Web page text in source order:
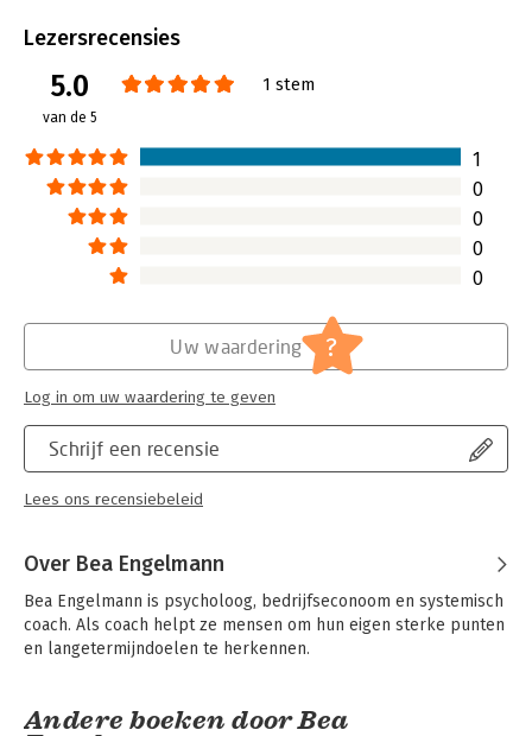
Uitgever:
Verschijningsdatum:
29-1-2016
Hoofdrubriek:
Lezersrecensies
5.0
van de 5
1 stem
1
0
0
0
0
Schrijf een recensie
Lees ons recensiebeleid
Uw waardering ?
Log in om uw waardering te geven
Over Bea Engelmann
Bea Engelmann is psycholoog, bedrijfseconoom en systemisch
coach. Als coach helpt ze mensen om hun eigen sterke punten
en langetermijndoelen te herkennen.
Andere boeken door Bea